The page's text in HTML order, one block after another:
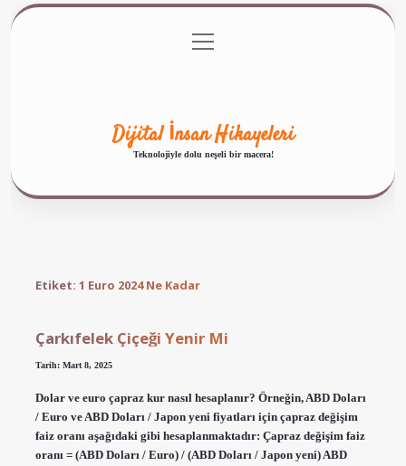
Gizlilik Politikası
menüyü
aç
Dijital İnsan Hikayeleri
Teknolojiyle dolu neşeli bir macera!
Etiket: 1 Euro 2024 Ne Kadar
Çarkıfelek Çiçeği Yenir Mi
Tarih: Mart 8, 2025
Dolar ve euro çapraz kur nasıl hesaplanır? Örneğin, ABD Doları
/ Euro ve ABD Doları / Japon yeni fiyatları için çapraz değişim
faiz oranı aşağıdaki gibi hesaplanmaktadır: Çapraz değişim faiz
oranı = (ABD Doları / Euro) / (ABD Doları / Japon yeni) ABD